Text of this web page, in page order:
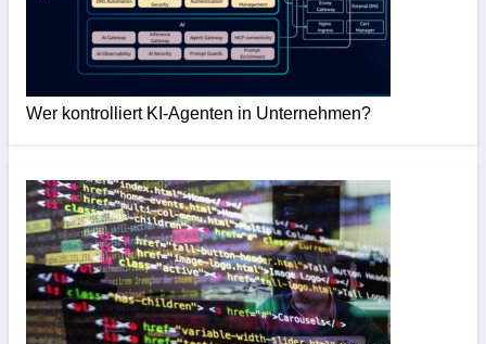
Wer kontrolliert KI-Agenten in Unternehmen?